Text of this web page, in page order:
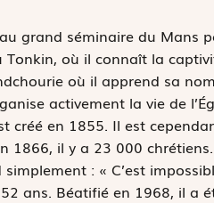
grand séminaire du Mans
où il connaît la
où il apprend sa
activement la vie de
créé en 1855. Il est
1866, il y a 23 000
: « C’est
ans. Béatifié en 1968, il a